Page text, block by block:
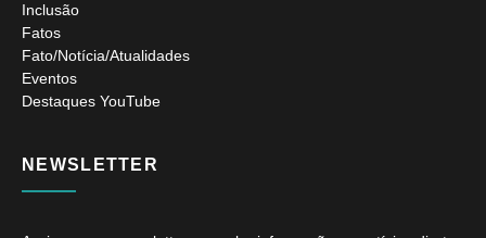
Inclusão
Fatos
Fato/Notícia/Atualidades
Eventos
Destaques YouTube
NEWSLETTER